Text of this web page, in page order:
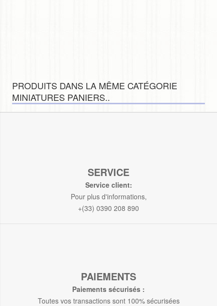
PRODUITS DANS LA MÊME CATÉGORIE
MINIATURES PANIERS..
SERVICE
Service client:
Pour plus d'informations,
+(33) 0390 208 890
PAIEMENTS
Paiements sécurisés :
Toutes vos transactions sont 100% sécurisées